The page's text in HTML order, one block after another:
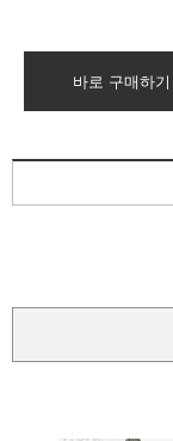
바로 구매하기